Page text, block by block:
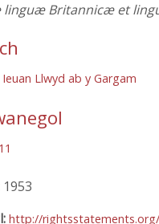
Britannicæ et
Ieuan Llwyd ab y Gargam
1953
http://